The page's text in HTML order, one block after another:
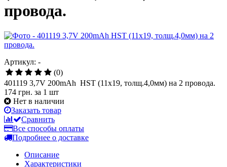
провода.
Артикул: -
(0)
401119 3,7V 200mAh HST (11x19, толщ.4,0мм) на 2 провода.
174 грн. за 1 шт
Нет в наличии
Заказать товар
Сравнить
Все способы оплаты
Подробнее о доставке
Описание
Характеристики